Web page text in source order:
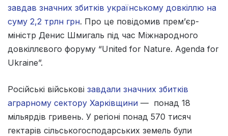
завдав значних збитків українському довкіллю на
суму 2,2 трлн грн. Про це повідомив прем’єр-
міністр Денис Шмигаль під час Міжнародного
довкіллєвого форуму “United for Nature. Agenda for
Ukraine”.
Російські військові завдали значних збитків
аграрному сектору Харківщини — понад 18
мільярдів гривень. У регіоні понад 570 тисяч
гектарів сільськогосподарських земель були